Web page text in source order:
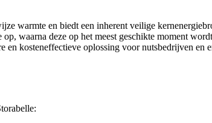
warmte en biedt een inherent veilige
waarna deze op het meest geschikte moment
en kosteneffectieve oplossing voor nutsbedrijven en